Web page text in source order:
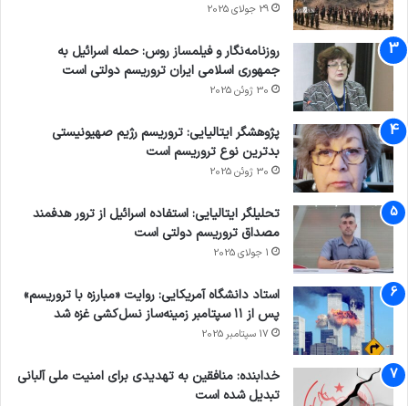
29 جولای 2025
روزنامه‌نگار و فیلمساز روس: حمله اسرائیل به
جمهوری اسلامی ایران تروریسم دولتی است
30 ژوئن 2025
پژوهشگر ایتالیایی: تروریسم رژیم صهیونیستی
بدترین نوع تروریسم است
30 ژوئن 2025
تحلیلگر ایتالیایی: استفاده اسرائیل از ترور هدفمند
مصداق تروریسم دولتی است
1 جولای 2025
استاد دانشگاه آمریکایی: روایت «مبارزه با تروریسم»
پس از ۱۱ سپتامبر زمینه‌ساز نسل‌کشی غزه شد
17 سپتامبر 2025
خدابنده: منافقین به تهدیدی برای امنیت ملی آلبانی
تبدیل شده است